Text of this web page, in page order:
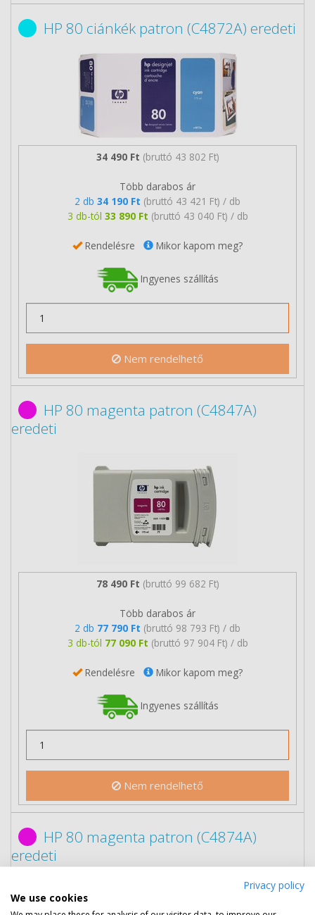
HP 80 ciánkék patron (C4872A) eredeti
34 490 Ft (bruttó 43 802 Ft)
Több darabos ár
2 db 34 190 Ft (bruttó 43 421 Ft) / db
3 db-tól 33 890 Ft (bruttó 43 040 Ft) / db
Rendelésre Mikor kapom meg?
Ingyenes szállítás
Nem rendelhető
HP 80 magenta patron (C4847A)
eredeti
78 490 Ft (bruttó 99 682 Ft)
Több darabos ár
2 db 77 790 Ft (bruttó 98 793 Ft) / db
3 db-tól 77 090 Ft (bruttó 97 904 Ft) / db
Rendelésre Mikor kapom meg?
Ingyenes szállítás
Nem rendelhető
HP 80 magenta patron (C4874A)
eredeti
Privacy policy
We use cookies